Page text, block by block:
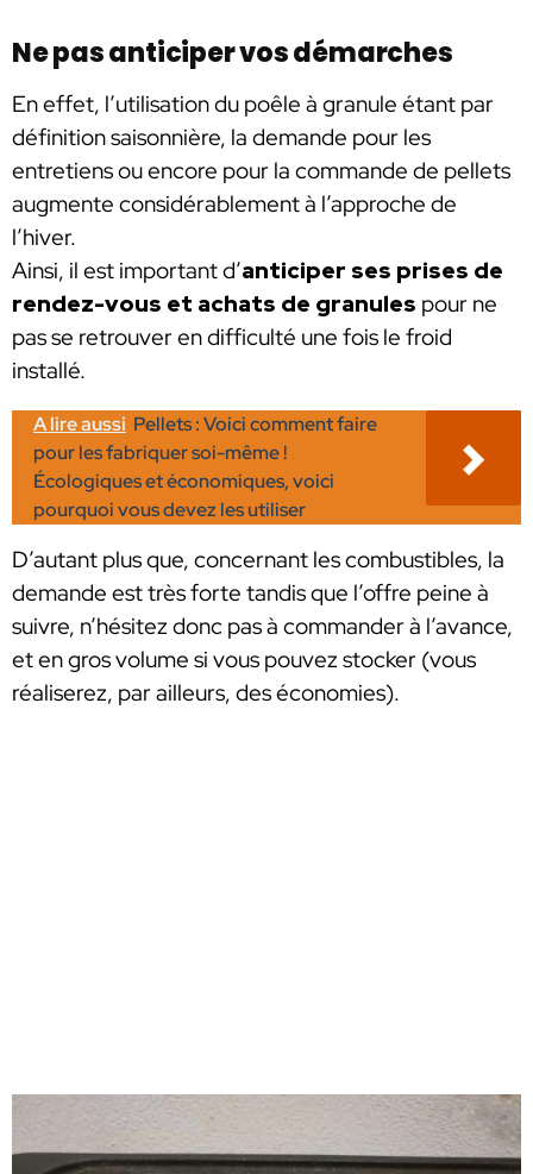
Ne pas anticiper vos démarches
En effet, l’utilisation du poêle à granule étant par
définition saisonnière, la demande pour les
entretiens ou encore pour la commande de pellets
augmente considérablement à l’approche de
l’hiver.
Ainsi, il est important d’anticiper ses prises de
rendez-vous et achats de granules pour ne
pas se retrouver en difficulté une fois le froid
installé.
A lire aussi Pellets : Voici comment faire
pour les fabriquer soi-même !
Écologiques et économiques, voici
pourquoi vous devez les utiliser
D’autant plus que, concernant les combustibles, la
demande est très forte tandis que l’offre peine à
suivre, n’hésitez donc pas à commander à l’avance,
et en gros volume si vous pouvez stocker (vous
réaliserez, par ailleurs, des économies).